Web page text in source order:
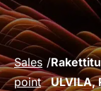
Sales
point
/
ULVILA,